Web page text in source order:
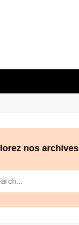
nos archives